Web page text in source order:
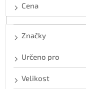
o
Cena
Značky
Určeno pro
Velikost